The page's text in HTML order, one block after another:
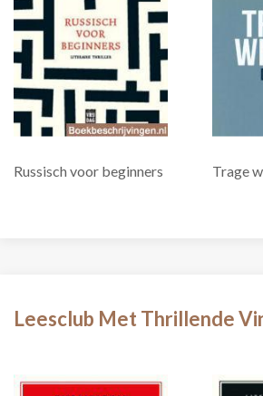
Russisch voor beginners Trage
Leesclub Met Thrillende